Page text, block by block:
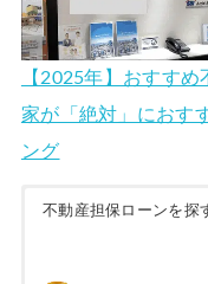
【2025年】おすす
家が「絶対」におす
ング
不動産担保ローンを探